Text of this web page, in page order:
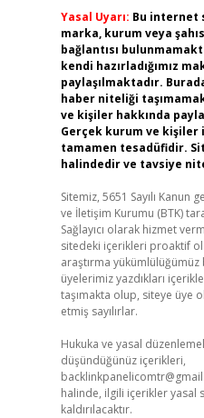
Yasal Uyarı: Bu internet
marka, kurum veya
bağlantısı
kendi hazırladığımız
paylaşılmaktadır.
haber niteliği
ve kişiler hakkında
Gerçek kurum ve
tamamen tesadüfidir.
halindedir ve tavsiye
Sitemiz, 5651 Sayılı Kanun
ve İletişim Kurumu (BTK)
Sağlayıcı olarak hizmet
sitedeki içerikleri proaktif
araştırma
üyelerimiz yazdıkları
taşımakta olup, siteye üye
etmiş sayılırlar.
Hukuka ve yasal
düşündüğünüz içerikleri,
halinde, ilgili içerikler yasal
kaldırılacaktır.